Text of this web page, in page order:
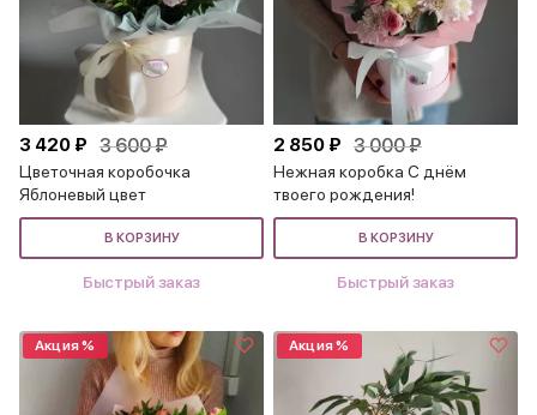
3 420 ₽ 3 600 ₽
Цветочная коробочка
Яблоневый цвет
В КОРЗИНУ
Быстрый заказ
2 850 ₽ 3 000 ₽
Нежная коробка С днём
твоего рождения!
В КОРЗИНУ
Быстрый заказ
Акция % Акция %